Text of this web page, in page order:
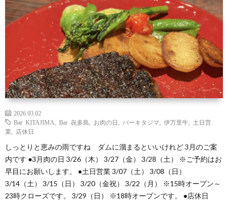
2026.03.02
Bar KITAJIMA
Bar 㐂多島 お肉の日 バーキタジマ 伊万里牛
土日営
業
店休日
しっとりと恵みの雨ですね ダムに溜まるといいけれど 3月のご案
内です ●3月肉の日 3/26（木） 3/27（金） 3/28（土） ※ご予約はお
早目にお願いします。 ●土日営業 3/07（土） 3/08（日）
3/14（土） 3/15（日） 3/20（金祝） 3/22（月） ※15時オープン～
23時クローズです。 3/29（日） ※18時オープンです。 ●店休日